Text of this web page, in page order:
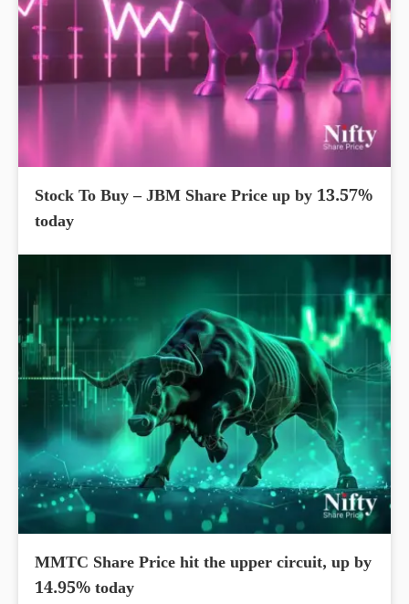
Stock To Buy – JBM Share Price up by 13.57%
today
MMTC Share Price hit the upper circuit, up by
14.95% today